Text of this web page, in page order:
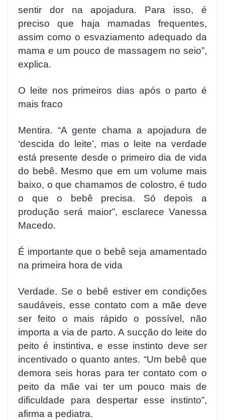
sentir dor na apojadura. Para isso, é
preciso que haja mamadas frequentes,
assim como o esvaziamento adequado da
mama e um pouco de massagem no seio”,
explica.
O leite nos primeiros dias após o parto é
mais fraco
Mentira. “A gente chama a apojadura de
‘descida do leite’, mas o leite na verdade
está presente desde o primeiro dia de vida
do bebê. Mesmo que em um volume mais
baixo, o que chamamos de colostro, é tudo
o que o bebê precisa. Só depois a
produção será maior”, esclarece Vanessa
Macedo.
É importante que o bebê seja amamentado
na primeira hora de vida
Verdade. Se o bebê estiver em condições
saudáveis, esse contato com a mãe deve
ser feito o mais rápido o possível, não
importa a via de parto. A sucção do leite do
peito é instintiva, e esse instinto deve ser
incentivado o quanto antes. “Um bebê que
demora seis horas para ter contato com o
peito da mãe vai ter um pouco mais de
dificuldade para despertar esse instinto”,
afirma a pediatra.